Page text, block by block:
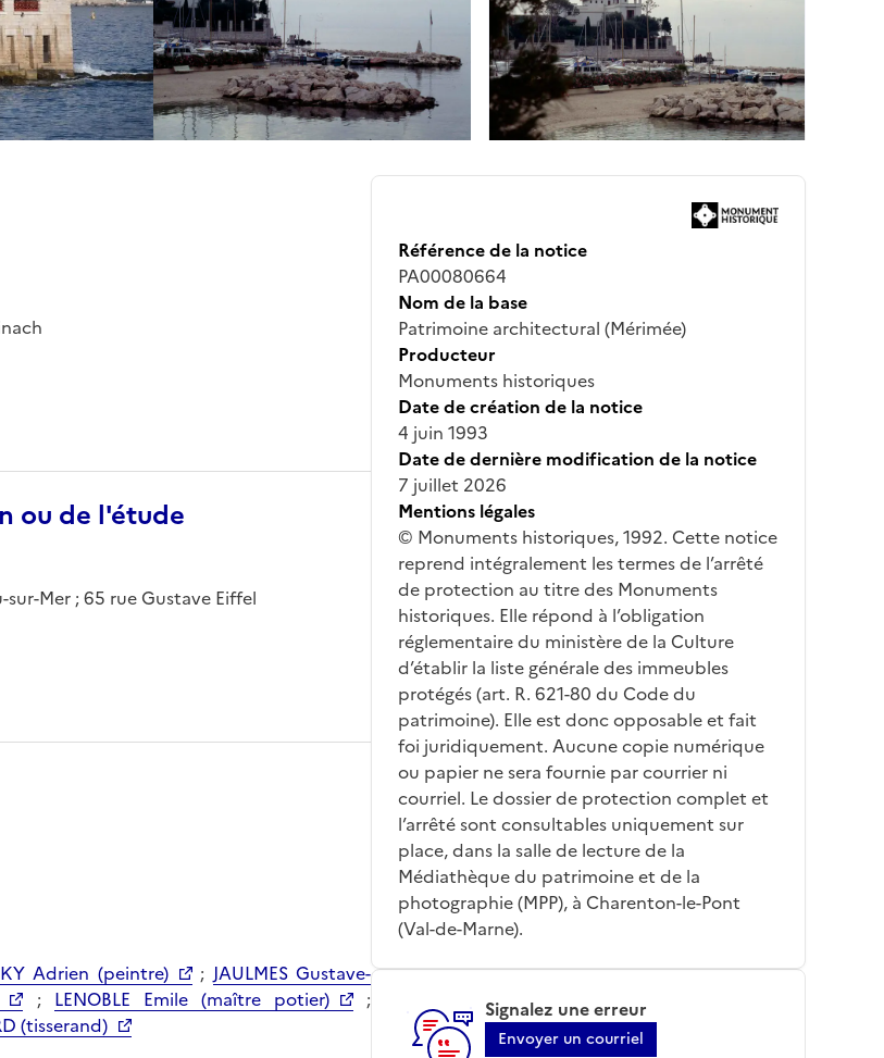
ou de l'étude
Mer ; 65 rue Gustave Eiffel
Adrien (peintre) ; JAULMES Gustave-
; LENOBLE Emile (maître potier)
;
(tisserand)
Référence de la notice
PA00080664
Nom de la base
Patrimoine architectural (Mérimée)
Producteur
Monuments historiques
Date de création de la notice
4 juin 1993
Date de dernière modification de la notice
7 juillet 2026
Mentions légales
© Monuments historiques, 1992. Cette notice
reprend intégralement les termes de l’arrêté
de protection au titre des Monuments
historiques. Elle répond à l’obligation
réglementaire du ministère de la Culture
d’établir la liste générale des immeubles
protégés (art. R. 621-80 du Code du
patrimoine). Elle est donc opposable et fait
foi juridiquement. Aucune copie numérique
ou papier ne sera fournie par courrier ni
courriel. Le dossier de protection complet et
l’arrêté sont consultables uniquement sur
place, dans la salle de lecture de la
Médiathèque du patrimoine et de la
photographie (MPP), à Charenton-le-Pont
(Val-de-Marne).
Signalez une erreur
Envoyer un courriel